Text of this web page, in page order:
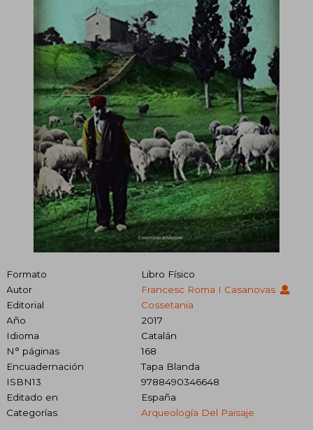
Formato
Libro Físico
Autor
Francesc Roma I Casanovas
Editorial
Cossetania
Año
2017
Idioma
Catalán
N° páginas
168
Encuadernación
Tapa Blanda
ISBN13
9788490346648
Editado en
España
Categorías
Arqueología Del Paisaje